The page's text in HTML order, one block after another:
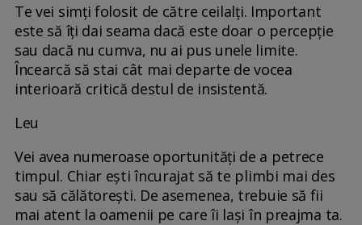
Te vei simți folosit de către ceilalți. Important
este să îți dai seama dacă este doar o percepție
sau dacă nu cumva, nu ai pus unele limite.
Încearcă să stai cât mai departe de vocea
interioară critică destul de insistentă.
Leu
Vei avea numeroase oportunități de a petrece
timpul. Chiar ești încurajat să te plimbi mai des
sau să călătorești. De asemenea, trebuie să fii
mai atent la oamenii pe care îi lași în preajma ta.